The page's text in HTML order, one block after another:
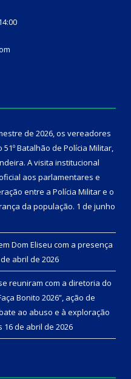
de 2026, os vereadores
Batalhão de Polícia Militar,
A visita institucional
aos parlamentares e
entre a Polícia Militar e o
da população. 1 de junho
Dom Eliseu com a presença
de abril de 2026
reuniram com a diretoria do
Bonito 2026”, ação de
ao abuso e à exploração
16 de abril de 2026